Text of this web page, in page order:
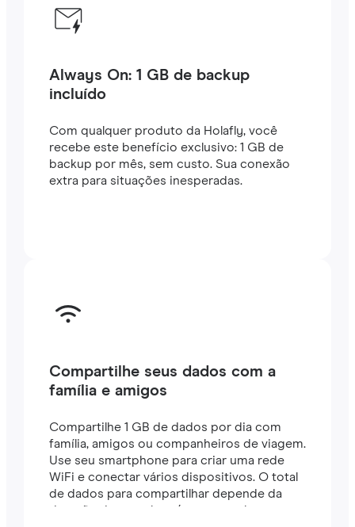
Always On: 1 GB de backup
incluído
Com qualquer produto da Holafly, você
recebe este benefício exclusivo: 1 GB de
backup por mês, sem custo. Sua conexão
extra para situações inesperadas.
Compartilhe seus dados com a
família e amigos
Compartilhe 1 GB de dados por dia com
família, amigos ou companheiros de viagem.
Use seu smartphone para criar uma rede
WiFi e conectar vários dispositivos. O total
de dados para compartilhar depende da
duração do seu plano (por exemplo, um